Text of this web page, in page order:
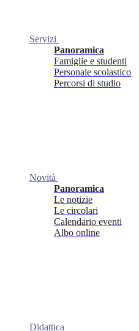
Servizi
Panoramica
Famiglie e studenti
Personale scolastico
Percorsi di studio
Novità
Panoramica
Le notizie
Le circolari
Calendario eventi
Albo online
Didattica